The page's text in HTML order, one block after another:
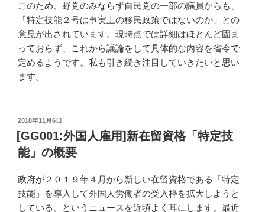
このため、野党のみならず自民党の一部の議員からも、
「特定技能２号は事実上の移民政策ではないのか」との
意見が出されています。現時点では詳細はほとんど固ま
っておらず、これから議論をして具体的な内容を省令で
定めるようです。私も引き続き注目していきたいと思い
ます。
投
稿
日:
2018年11月6日
[GG001:外国人雇用]新在留資格「特定技
能」の概要
政府が２０１９年４月から新しい在留資格である「特定
技能」を導入して外国人労働者の受入枠を拡大しようと
している、というニュースを近頃よく耳にします。最近